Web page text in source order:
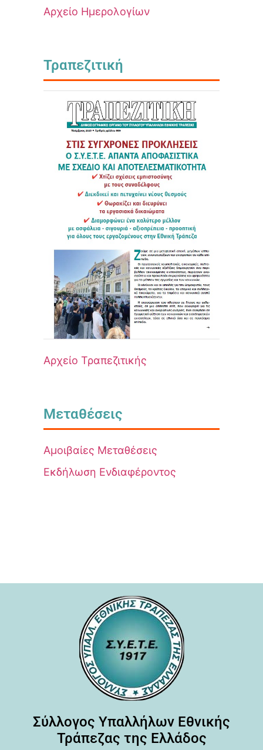
Αρχείο Ημερολογίων
Τραπεζιτική
Αρχείο Τραπεζιτικής
Μεταθέσεις
Αμοιβαίες Μεταθέσεις
Εκδήλωση Ενδιαφέροντος
Σύλλογος Υπαλλήλων Εθνικής
Τράπεζας της Ελλάδος